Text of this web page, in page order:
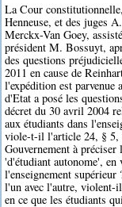
La Cour
Henneuse, et des juges
Merckx-Van Goey,
président M. Bossuyt,
des questions
2011 en cause de
l'expédition est
d'Etat a posé les
décret du 30 avril 2004
aux étudiants dans
viole-t-il l'article 24, § 5,
Gouvernement à
'd'étudiant autonome', en
l'enseignement
l'un avec l'autre, violent-
en ce que les étudiants